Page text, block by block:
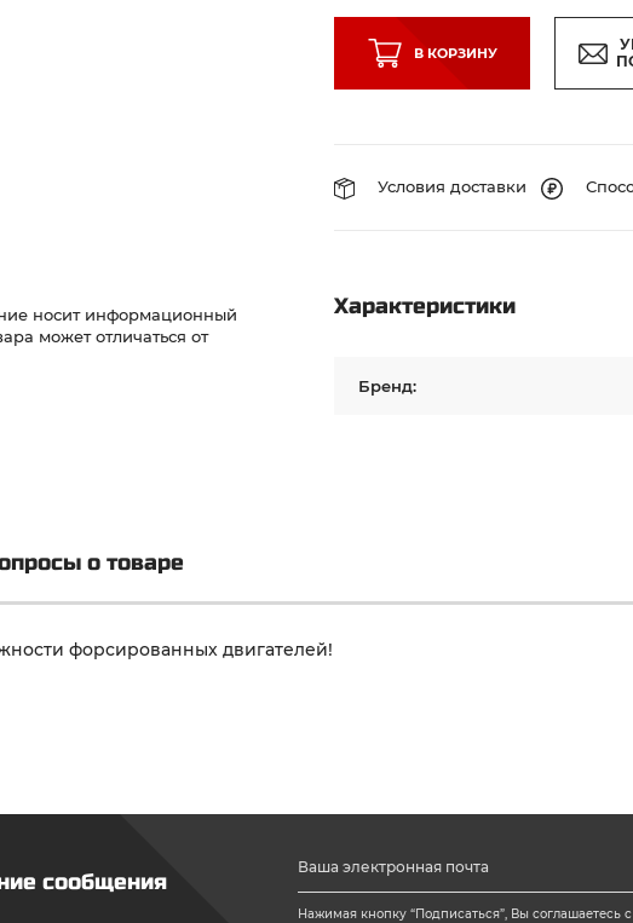
носит информационный
может отличаться от
В КОРЗИНУ
Условия доставки
Характеристики
Бренд:
о товаре
форсированных двигателей!
сообщения
Нажимая кнопку “Подписаться”, Вы соглашаетесь с